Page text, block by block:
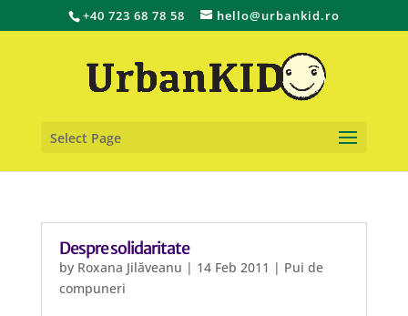
+40 723 68 78 58 hello@urbankid.ro
Select Page
Despre solidaritate
by Roxana Jilăveanu | 14 Feb 2011 | Pui de
compuneri